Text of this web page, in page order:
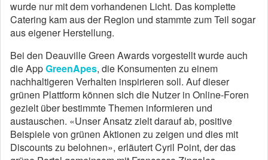
wurde nur mit dem vorhandenen Licht. Das komplette
Catering kam aus der Region und stammte zum Teil sogar
aus eigener Herstellung.
Bei den Deauville Green Awards vorgestellt wurde auch
die AppGreenApes, die Konsumenten zu einem
nachhaltigeren Verhalten inspirieren soll. Auf dieser
grünen Plattform können sich die Nutzer in Online-Foren
gezielt über bestimmte Themen informieren und
austauschen. «Unser Ansatz zielt darauf ab, positive
Beispiele von grünen Aktionen zu zeigen und dies mit
Discounts zu belohnen», erläutert Cyril Point, der das